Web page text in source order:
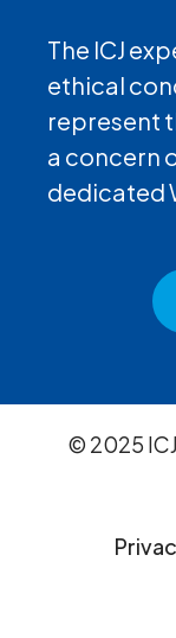
The ICJ
ethical
represent
a concern
dedicated
© 2025